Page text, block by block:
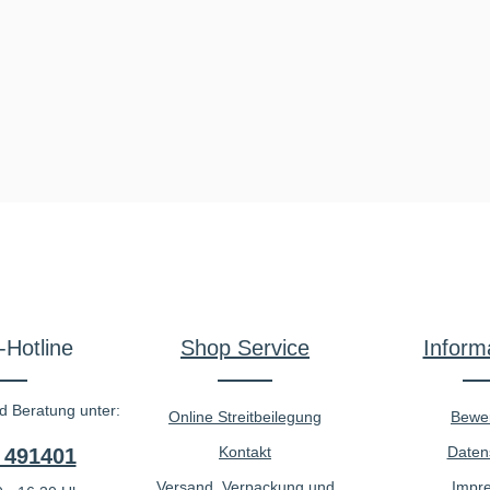
Hotline
Beratung unter:
Shop Service
Online Streitbeilegung
Kontakt
Versand, Verpackung und